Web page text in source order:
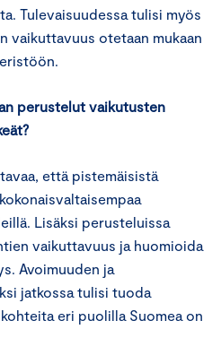
Tulevaisuudessa tulisi myös
vaikuttavuus otetaan mukaan
perustelut vaikutusten
että pistemäisistä
Lisäksi perusteluissa
vaikuttavuus ja huomioida
Avoimuuden ja
jatkossa tulisi tuoda
eri puolilla Suomea on